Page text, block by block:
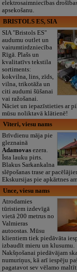
elektrosaimniecības
apsekošanu.
BRISTOLS ES, SIA
SIA "Bristols ES"
audumu outlet un
vairumtirdzniecība
Rīgā. Plašs un
kvalitatīvs tekstila
sortiments:
kokvilna, lins, zīds,
vilna, trikotāža un
citi audumi šūšanai
vai ražošanai.
Nāciet un iepazīstieties ar
mūsu noliktavā klātienē!
Vīteri, viesu nams
Brīvdienu māja pie
gleznainā
Adamovasezera.
Īsta lauku pirts.
Blakus Sarkankalna
slēpošanas trase ar
Ekskursijas pie apkārtnes
Unce, viesu nams
Atrodamies
tūristiem izdevīgā
vietā 200 metrus no
Valmieras
autoostas. Mūsu
klientiem tiek piedāvāta
izbaudīt mieru un klusumu.
Nakšņošanai piedāvājam
numuriņus, kā arī iespēju
pagatavot sev vēlamo